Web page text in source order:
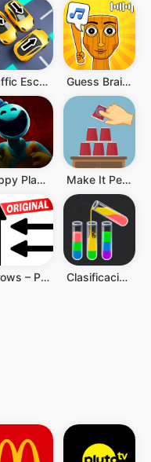
Traffic Escape! Guess Brainrot Challenge
Poppy Playtime Chapter 4 Make It Perfect 2 (Official)
Arrows – Puzzle Escape Clasificación de Agua